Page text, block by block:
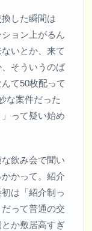
した瞬間は
ョン上がるん
いとか、来て
そういうのば
て50枚配って
な案件だった
って疑い始め
飲み会で聞い
かって。紹介
は「紹介制っ
って普通の交
か敷居高すぎ